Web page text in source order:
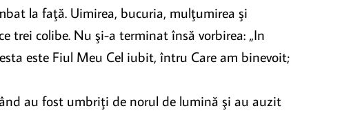
la faţă. Uimirea, bucuria, mulţumirea şi
trei colibe. Nu şi-a terminat însă vorbirea: „In
este Fiul Meu Cel iubit, întru Care am binevoit;
au fost umbriţi de norul de lumină şi au auzit